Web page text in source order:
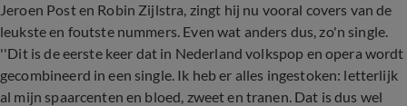
Jeroen Post en Robin Zijlstra, zingt hij nu vooral covers van de
leukste en foutste nummers. Even wat anders dus, zo'n single.
''Dit is de eerste keer dat in Nederland volkspop en opera wordt
gecombineerd in een single. Ik heb er alles ingestoken: letterlijk
al mijn spaarcenten en bloed, zweet en tranen. Dat is dus wel